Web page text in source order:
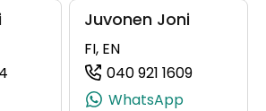
(+358409211584, 0409211584, +358
Juvonen Joni
FI, EN
040 921 1609
WhatsApp